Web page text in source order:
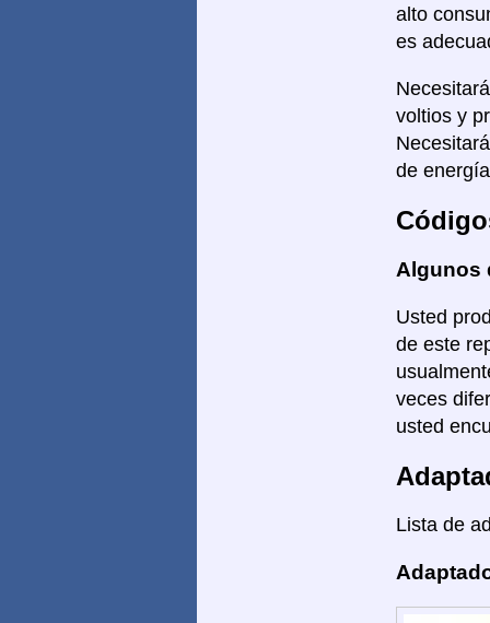
alto
es
voltios y
de
Algunos
Usted
de este
veces
usted
Lista de